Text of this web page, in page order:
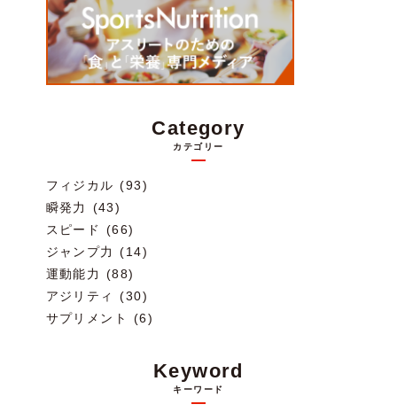
Category
カテゴリー
フィジカル (93)
瞬発力 (43)
スピード (66)
ジャンプ力 (14)
運動能力 (88)
アジリティ (30)
サプリメント (6)
Keyword
キーワード